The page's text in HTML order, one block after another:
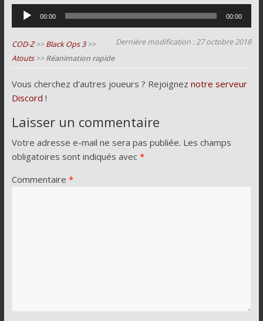
Lecteur
audio
00:00 00:00
Dernière modification : 27 octobre 2018
COD-Z>>Black Ops 3>>
Atouts>>Réanimation rapide
Vous cherchez d'autres joueurs ? Rejoignez notre serveur
Discord !
Laisser un commentaire
Votre adresse e-mail ne sera pas publiée. Les champs
obligatoires sont indiqués avec *
Commentaire *